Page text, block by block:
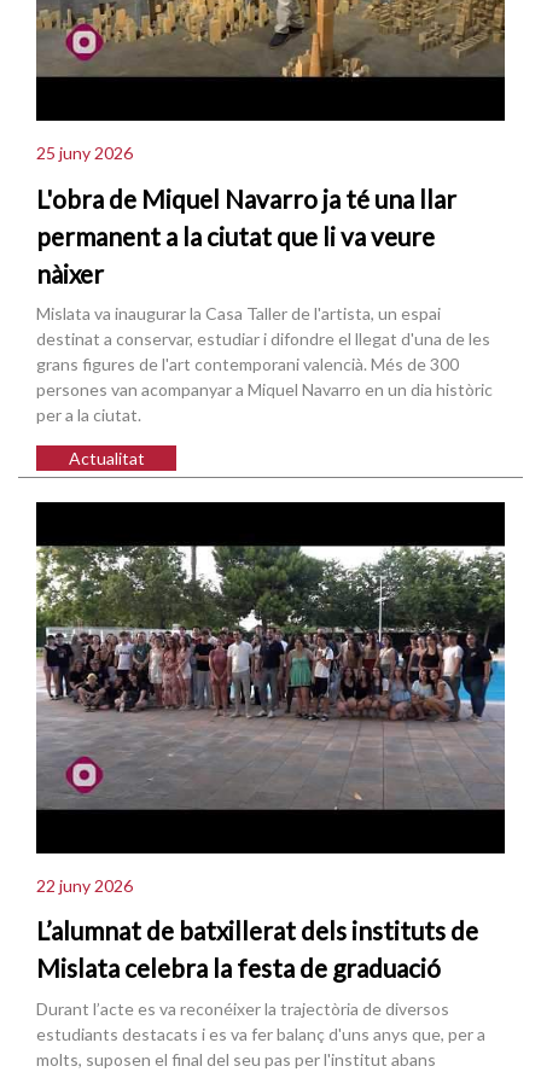
25 juny 2026
L'obra de Miquel Navarro ja té una llar
permanent a la ciutat que li va veure
nàixer
Mislata va inaugurar la Casa Taller de l'artista, un espai
destinat a conservar, estudiar i difondre el llegat d'una de les
grans figures de l'art contemporani valencià. Més de 300
persones van acompanyar a Miquel Navarro en un dia històric
per a la ciutat.
Actualitat
22 juny 2026
L’alumnat de batxillerat dels instituts de
Mislata celebra la festa de graduació
Durant l’acte es va reconéixer la trajectòria de diversos
estudiants destacats i es va fer balanç d'uns anys que, per a
molts, suposen el final del seu pas per l'institut abans